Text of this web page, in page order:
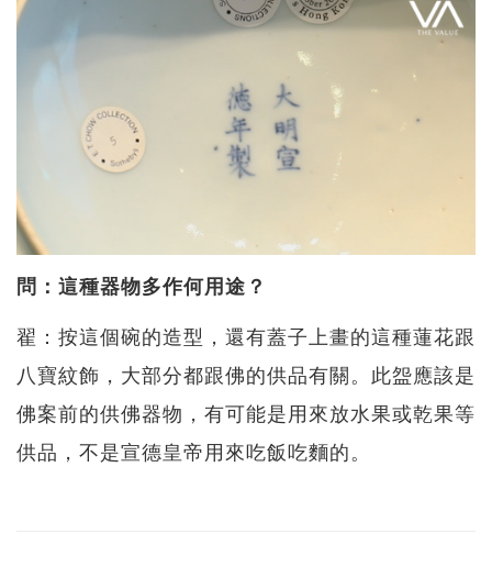
問：這種器物多作何用途？
翟：按這個碗的造型，還有蓋子上畫的這種蓮花跟
八寶紋飾，大部分都跟佛的供品有關。此盌應該是
佛案前的供佛器物，有可能是用來放水果或乾果等
供品，不是宣德皇帝用來吃飯吃麵的。